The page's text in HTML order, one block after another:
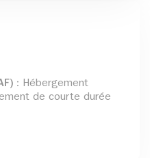
: Hébergement
de courte durée